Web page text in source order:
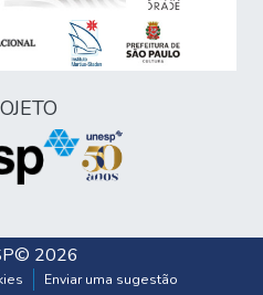
© 2026
Enviar uma sugestão